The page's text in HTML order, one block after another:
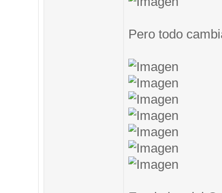
Pero todo